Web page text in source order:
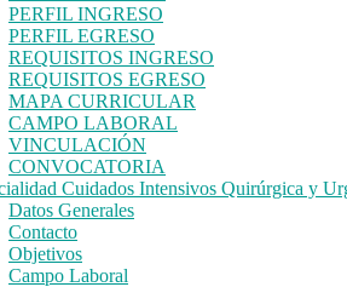
PERFIL INGRESO
PERFIL EGRESO
REQUISITOS INGRESO
REQUISITOS EGRESO
MAPA CURRICULAR
CAMPO LABORAL
VINCULACIÓN
CONVOCATORIA
Cuidados Intensivos Quirúrgica y
Datos Generales
Contacto
Objetivos
Campo Laboral